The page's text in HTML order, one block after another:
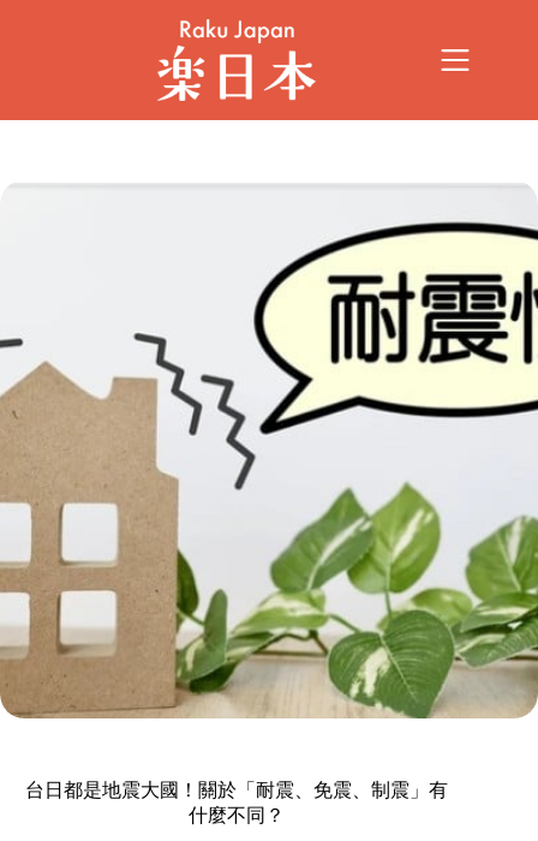
台日都是地震大國！關於「耐震、免震、制震」有
什麼不同？